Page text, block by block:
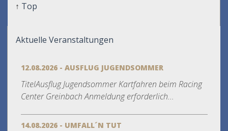
↑ Top
Aktuelle Veranstaltungen
12.08.2026 - AUSFLUG JUGENDSOMMER
TitelAusflug Jugendsommer Kartfahren beim Racing
Center Greinbach Anmeldung erforderlich...
14.08.2026 - UMFALL´N TUT